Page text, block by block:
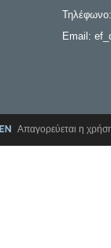
Email:
Απαγορεύεται η